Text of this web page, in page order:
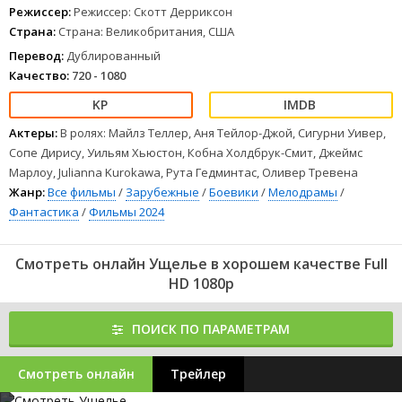
Режиссер:Режиссер: Скотт Дерриксон
Страна: Страна: Великобритания, США
Перевод: Дублированный
Качество: 720 - 1080
Актеры:В ролях: Майлз Теллер, Аня Тейлор-Джой, Сигурни Уивер,
Сопе Дирису, Уильям Хьюстон, Кобна Холдбрук-Смит, Джеймс
Марлоу, Julianna Kurokawa, Рута Гедминтас, Оливер Тревена
Жанр:Все фильмы / Зарубежные /Боевики /Мелодрамы /
Фантастика /Фильмы 2024
Смотреть онлайн Ущелье в хорошем качестве Full
HD 1080p
ПОИСК ПО ПАРАМЕТРАМ
Смотреть онлайн Трейлер